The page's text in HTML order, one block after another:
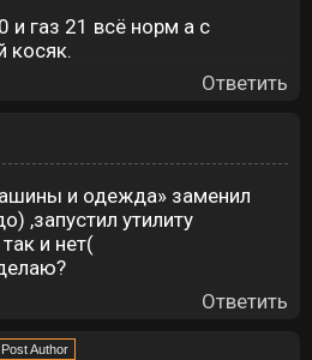
и газ 21 всё норм а с
косяк.
Ответить
и одежда» заменил
,запустил утилиту
и нет(
Ответить